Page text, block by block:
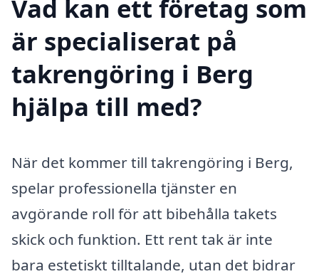
Vad kan ett företag som
är specialiserat på
takrengöring i Berg
hjälpa till med?
När det kommer till takrengöring i Berg,
spelar professionella tjänster en
avgörande roll för att bibehålla takets
skick och funktion. Ett rent tak är inte
bara estetiskt tilltalande, utan det bidrar